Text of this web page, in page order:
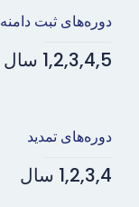
دوره‌های ثبت دامنه
1,2,3,4,5 سال
دوره‌های تمدید
1,2,3,4 سال